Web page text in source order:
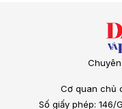
Cơ quan chủ
Số giấy phép: 146/